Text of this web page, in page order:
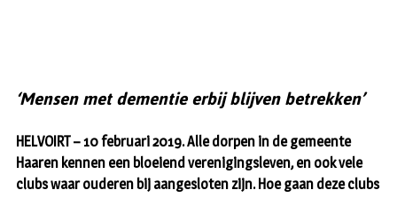
‘Mensen met dementie erbij blijven betrekken’
HELVOIRT – 10 februari 2019. Alle dorpen in de gemeente
Haaren kennen een bloeiend verenigingsleven, en ook vele
clubs waar ouderen bij aangesloten zijn. Hoe gaan deze clubs